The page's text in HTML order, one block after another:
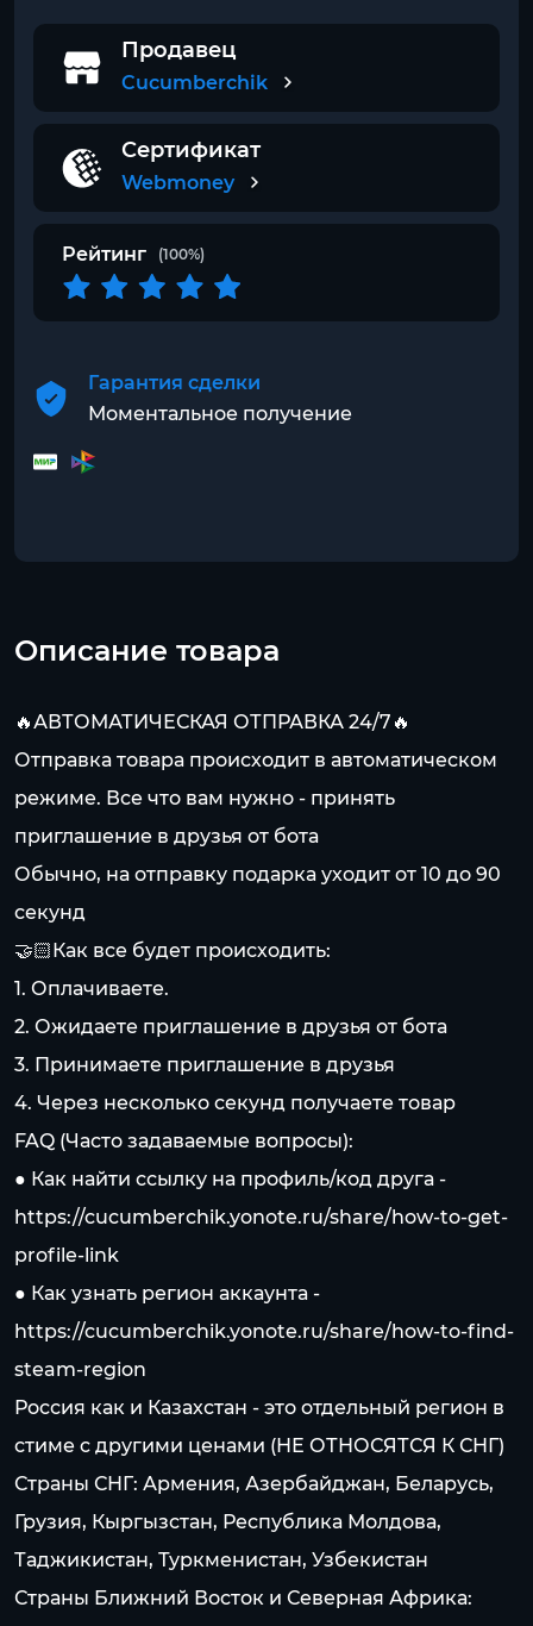
Продавец
Cucumberchik
Сертификат
Webmoney
Рейтинг (100%)
Гарантия сделки
Моментальное получение
Описание товара
🔥АВТОМАТИЧЕСКАЯ ОТПРАВКА 24/7🔥
Отправка товара происходит в автоматическом
режиме. Все что вам нужно - принять
приглашение в друзья от бота
Обычно, на отправку подарка уходит от 10 до 90
секунд
🤝🏻Как все будет происходить:
1. Оплачиваете.
2. Ожидаете приглашение в друзья от бота
3. Принимаете приглашение в друзья
4. Через несколько секунд получаете товар
FAQ (Часто задаваемые вопросы):
● Как найти ссылку на профиль/код друга -
https://cucumberchik.yonote.ru/share/how-to-get-
profile-link
● Как узнать регион аккаунта -
https://cucumberchik.yonote.ru/share/how-to-find-
steam-region
Россия как и Казахстан - это отдельный регион в
стиме c другими ценами (НЕ ОТНОСЯТСЯ К СНГ)
Страны СНГ: Армения, Азербайджан, Беларусь,
Грузия, Кыргызстан, Республика Молдова,
Таджикистан, Туркменистан, Узбекистан
Страны Ближний Восток и Северная Африка: